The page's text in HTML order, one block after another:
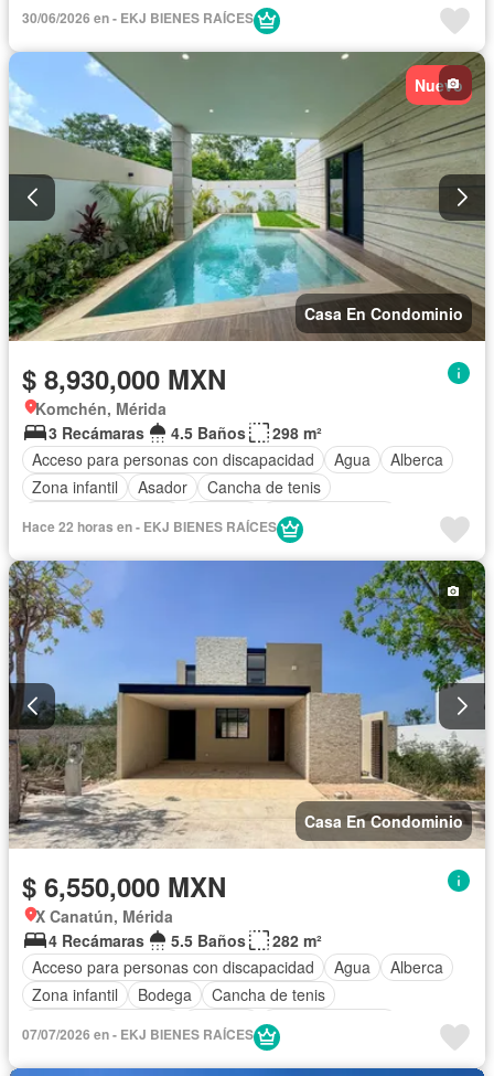
Cuarto de servicio
Seguridad
Zonas verdes
Sin amueblar
30/06/2026 en - EKJ BIENES RAÍCES
Nuevo
Casa En Condominio
$ 8,930,000 MXN
Komchén, Mérida
3 Recámaras
4.5 Baños
298 m²
Acceso para personas con discapacidad
Agua
Alberca
Zona infantil
Asador
Cancha de tenis
Cisterna
Cocina equipada
Cuarto de Limpieza
Electricidad
Internet
Jardín
Sala polivalente
Seguridad
Sin amueblar
Hace 22 horas en - EKJ BIENES RAÍCES
Casa En Condominio
$ 6,550,000 MXN
X Canatún, Mérida
4 Recámaras
5.5 Baños
282 m²
Acceso para personas con discapacidad
Agua
Alberca
Zona infantil
Bodega
Cancha de tenis
Cisterna
Cocina equipada
Cuarto de Limpieza
07/07/2026 en - EKJ BIENES RAÍCES